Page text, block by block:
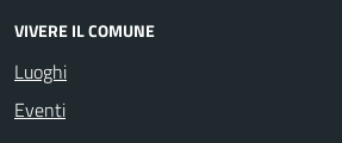
VIVERE IL COMUNE
Luoghi
Eventi